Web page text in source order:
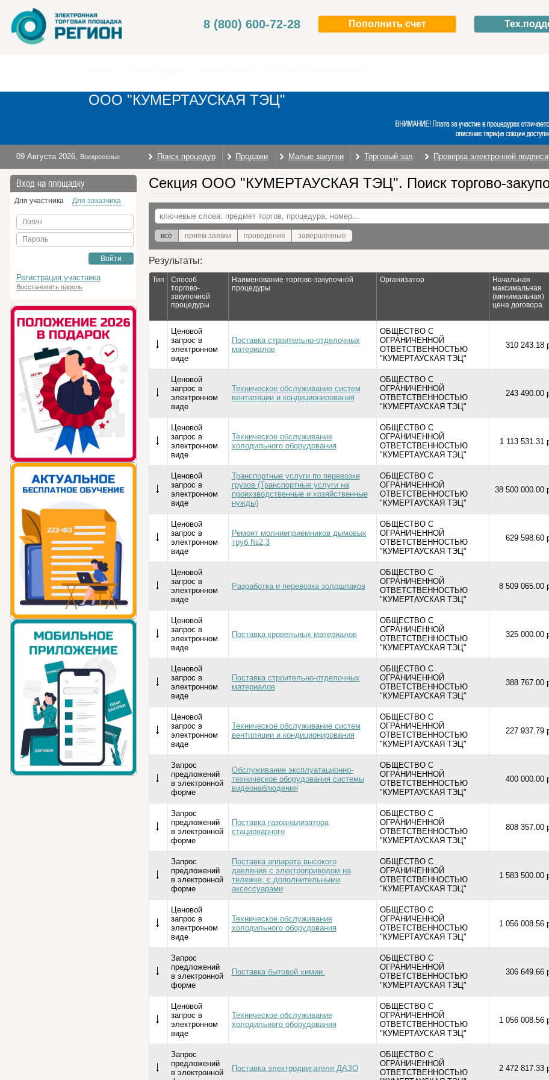
8 (800) 600-72-28 Пополнить счет
ООО "КУМЕРТАУСКАЯ ТЭЦ"
09 Августа 2026, Воскресенье Поиск процедур Продажи Малые закупки Торговый зал Проверка электронной подписи
Вход на площадку
Для участника Для заказчика
Логин
Пароль
Войти
Регистрация участника
Восстановить пароль
Секция ООО "КУМЕРТАУСКАЯ ТЭЦ". Поиск торгово-
все прием заявки проведение завершенные
Результаты:
Тип
Способ
торгово-
закупочной
процедуры
Наименование торгово-закупочной
процедуры
Организатор
Начальная
максимальная
(минимальная)
цена договора
Ценовой
запрос в
электронном
виде
Поставка строительно-отделочных
материалов
ОБЩЕСТВО С
ОГРАНИЧЕННОЙ
ОТВЕТСТВЕННОСТЬЮ
"КУМЕРТАУСКАЯ ТЭЦ"
310 243.18
Ценовой
запрос в
электронном
виде
Техническое обслуживание систем
вентиляции и кондиционирования
ОБЩЕСТВО С
ОГРАНИЧЕННОЙ
ОТВЕТСТВЕННОСТЬЮ
"КУМЕРТАУСКАЯ ТЭЦ"
243 490.00
Ценовой
запрос в
электронном
виде
Техническое обслуживание
холодильного оборудования
ОБЩЕСТВО С
ОГРАНИЧЕННОЙ
ОТВЕТСТВЕННОСТЬЮ
"КУМЕРТАУСКАЯ ТЭЦ"
1 113 531.31
Ценовой
запрос в
электронном
виде
Транспортные услуги по перевозке
грузов (Транспортные услуги на
проихзводственные и хозяйственные
нужды)
ОБЩЕСТВО С
ОГРАНИЧЕННОЙ
ОТВЕТСТВЕННОСТЬЮ
"КУМЕРТАУСКАЯ ТЭЦ"
38 500 000.00
Ценовой
запрос в
электронном
виде
Ремонт молниеприемников дымовых
труб №2,3
ОБЩЕСТВО С
ОГРАНИЧЕННОЙ
ОТВЕТСТВЕННОСТЬЮ
"КУМЕРТАУСКАЯ ТЭЦ"
629 598.60
Ценовой
запрос в
электронном
виде
Разработка и перевозка золошлаков
ОБЩЕСТВО С
ОГРАНИЧЕННОЙ
ОТВЕТСТВЕННОСТЬЮ
"КУМЕРТАУСКАЯ ТЭЦ"
8 509 065.00
Ценовой
запрос в
электронном
виде
Поставка кровельных материалов
ОБЩЕСТВО С
ОГРАНИЧЕННОЙ
ОТВЕТСТВЕННОСТЬЮ
"КУМЕРТАУСКАЯ ТЭЦ"
325 000.00
Ценовой
запрос в
электронном
виде
Поставка строительно-отделочных
материалов
ОБЩЕСТВО С
ОГРАНИЧЕННОЙ
ОТВЕТСТВЕННОСТЬЮ
"КУМЕРТАУСКАЯ ТЭЦ"
388 767.00
Ценовой
запрос в
электронном
виде
Техническое обслуживание систем
вентиляции и кондиционирования
ОБЩЕСТВО С
ОГРАНИЧЕННОЙ
ОТВЕТСТВЕННОСТЬЮ
"КУМЕРТАУСКАЯ ТЭЦ"
227 937.79
Запрос
предложений
в электронной
форме
Обслуживание эксплуатационно-
техническое оборудования системы
видеонаблюдения
ОБЩЕСТВО С
ОГРАНИЧЕННОЙ
ОТВЕТСТВЕННОСТЬЮ
"КУМЕРТАУСКАЯ ТЭЦ"
400 000.00
Запрос
предложений
в электронной
форме
Поставка газоанализатора
стационарного
ОБЩЕСТВО С
ОГРАНИЧЕННОЙ
ОТВЕТСТВЕННОСТЬЮ
"КУМЕРТАУСКАЯ ТЭЦ"
808 357.00
Запрос
предложений
в электронной
форме
Поставка аппарата высокого
давления с электроприводом на
тележке, с дополнительными
аксессуарами
ОБЩЕСТВО С
ОГРАНИЧЕННОЙ
ОТВЕТСТВЕННОСТЬЮ
"КУМЕРТАУСКАЯ ТЭЦ"
1 583 500.00
Ценовой
запрос в
электронном
виде
Техническое обслуживание
холодильного оборудования
ОБЩЕСТВО С
ОГРАНИЧЕННОЙ
ОТВЕТСТВЕННОСТЬЮ
"КУМЕРТАУСКАЯ ТЭЦ"
1 056 008.56
Запрос
предложений
в электронной
форме
Поставка бытовой химии.
ОБЩЕСТВО С
ОГРАНИЧЕННОЙ
ОТВЕТСТВЕННОСТЬЮ
"КУМЕРТАУСКАЯ ТЭЦ"
306 649.66
Ценовой
запрос в
электронном
виде
Техническое обслуживание
холодильного оборудования
ОБЩЕСТВО С
ОГРАНИЧЕННОЙ
ОТВЕТСТВЕННОСТЬЮ
"КУМЕРТАУСКАЯ ТЭЦ"
1 056 008.56
Запрос
предложений
в электронной
Поставка электродвигателя ДАЗО
ОБЩЕСТВО С
ОГРАНИЧЕННОЙ
ОТВЕТСТВЕННОСТЬЮ
2 472 817.33